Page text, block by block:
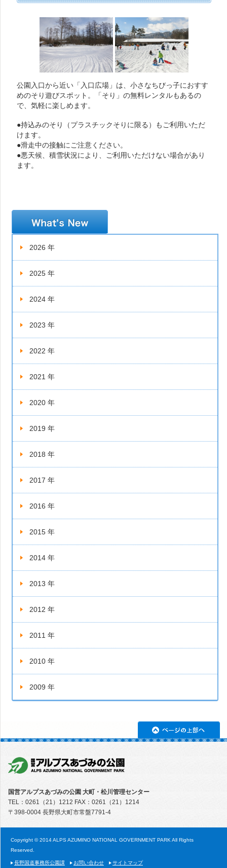
公園入口から近い「入口広場」は、小さなちびっ子におすす
めのそり遊びスポット。「そり」の無料レンタルもあるの
で、気軽に楽しめます。
●持込みのそり（プラスチックそりに限る）もご利用いただ
けます。
●滑走中の接触にご注意ください。
●悪天候、積雪状況により、ご利用いただけない場合があり
ます。
2026 年
2025 年
2024 年
2023 年
2022 年
2021 年
2020 年
2019 年
2018 年
2017 年
2016 年
2015 年
2014 年
2013 年
2012 年
2011 年
2010 年
2009 年
国営アルプスあづみの公園 大町・松川管理センター
TEL：0261（21）1212 FAX：0261（21）1214
〒398-0004 長野県大町市常盤7791-4
Copyright © 2014 ALPS AZUMINO NATIONAL GOVERNMENT PARK All Rights
Reserved.
長野国道事務所公園課 お問い合わせ サイトマップ